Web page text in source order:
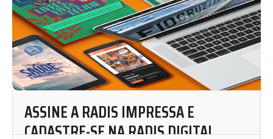
ASSINE A RADIS IMPRESSA E
CADASTRE-SE NA RADIS DIGITAL